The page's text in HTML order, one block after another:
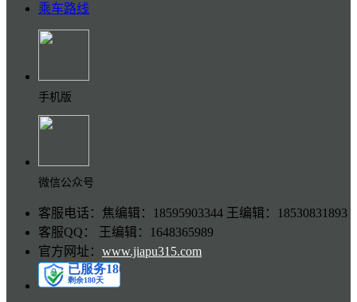
乘车路线
手机版
微信公众号
客服电话：焦编辑：18595903344 王编辑：18530831893
客服QQ： 王编辑：1648365989
官方网址： www.jiapu315.com